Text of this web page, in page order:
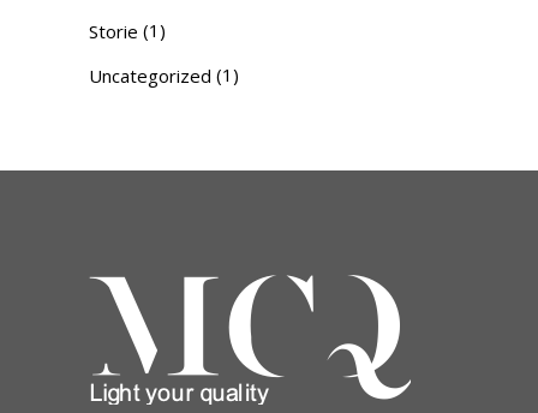
Storie (1)
Uncategorized (1)